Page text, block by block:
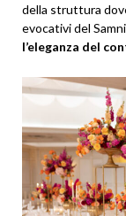
della struttura
evocativi del
l’eleganza del